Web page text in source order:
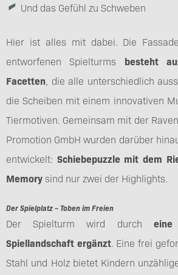
Und das Gefühl zu Schweben
Hier ist alles mit dabei. Die
entworfenen Spielturms besteht
Facetten, die alle unterschiedlich
die Scheiben mit einem innovativen
Tiermotiven. Gemeinsam mit der
Promotion GmbH wurden darüber
entwickelt: Schiebepuzzle mit dem
Memorysind nur zwei der Highlights.
Der Spielplatz – Toben im Freien
Der Spielturm wird durch eine
Spiellandschaft ergänzt. Eine frei
Stahl und Holz bietet Kindern